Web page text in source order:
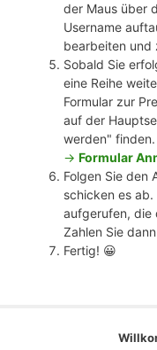
der Maus über
Username
bearbeiten und
Sobald Sie
eine Reihe
Formular zur
auf der
werden" finden.
-> Formular
Folgen Sie den
schicken es
aufgerufen, die
Zahlen Sie
Fertig! 😀